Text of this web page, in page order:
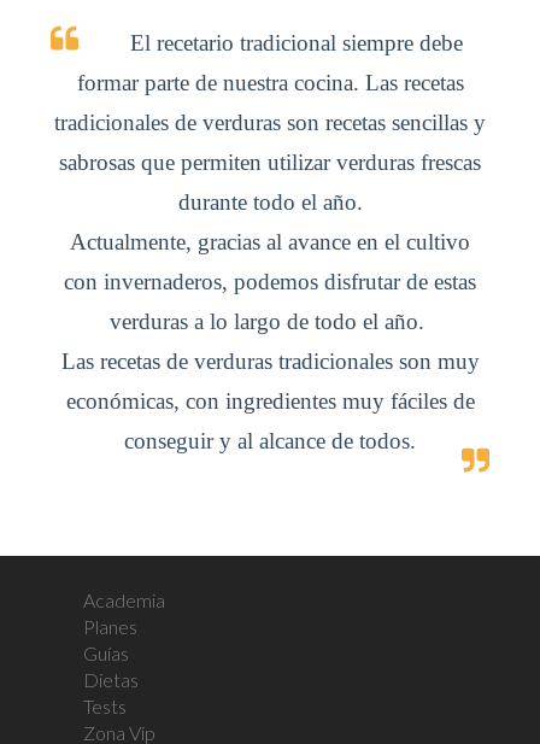
El recetario tradicional siempre debe
formar parte de nuestra cocina. Las recetas
tradicionales de verduras son recetas sencillas y
sabrosas que permiten utilizar verduras frescas
durante todo el año.
Actualmente, gracias al avance en el cultivo
con invernaderos, podemos disfrutar de estas
verduras a lo largo de todo el año.
Las recetas de verduras tradicionales son muy
económicas, con ingredientes muy fáciles de
conseguir y al alcance de todos.
Academia
Planes
Guías
Dietas
Tests
Zona Vip